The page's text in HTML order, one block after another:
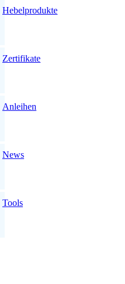
Hebelprodukte
Zertifikate
Anleihen
News
Tools